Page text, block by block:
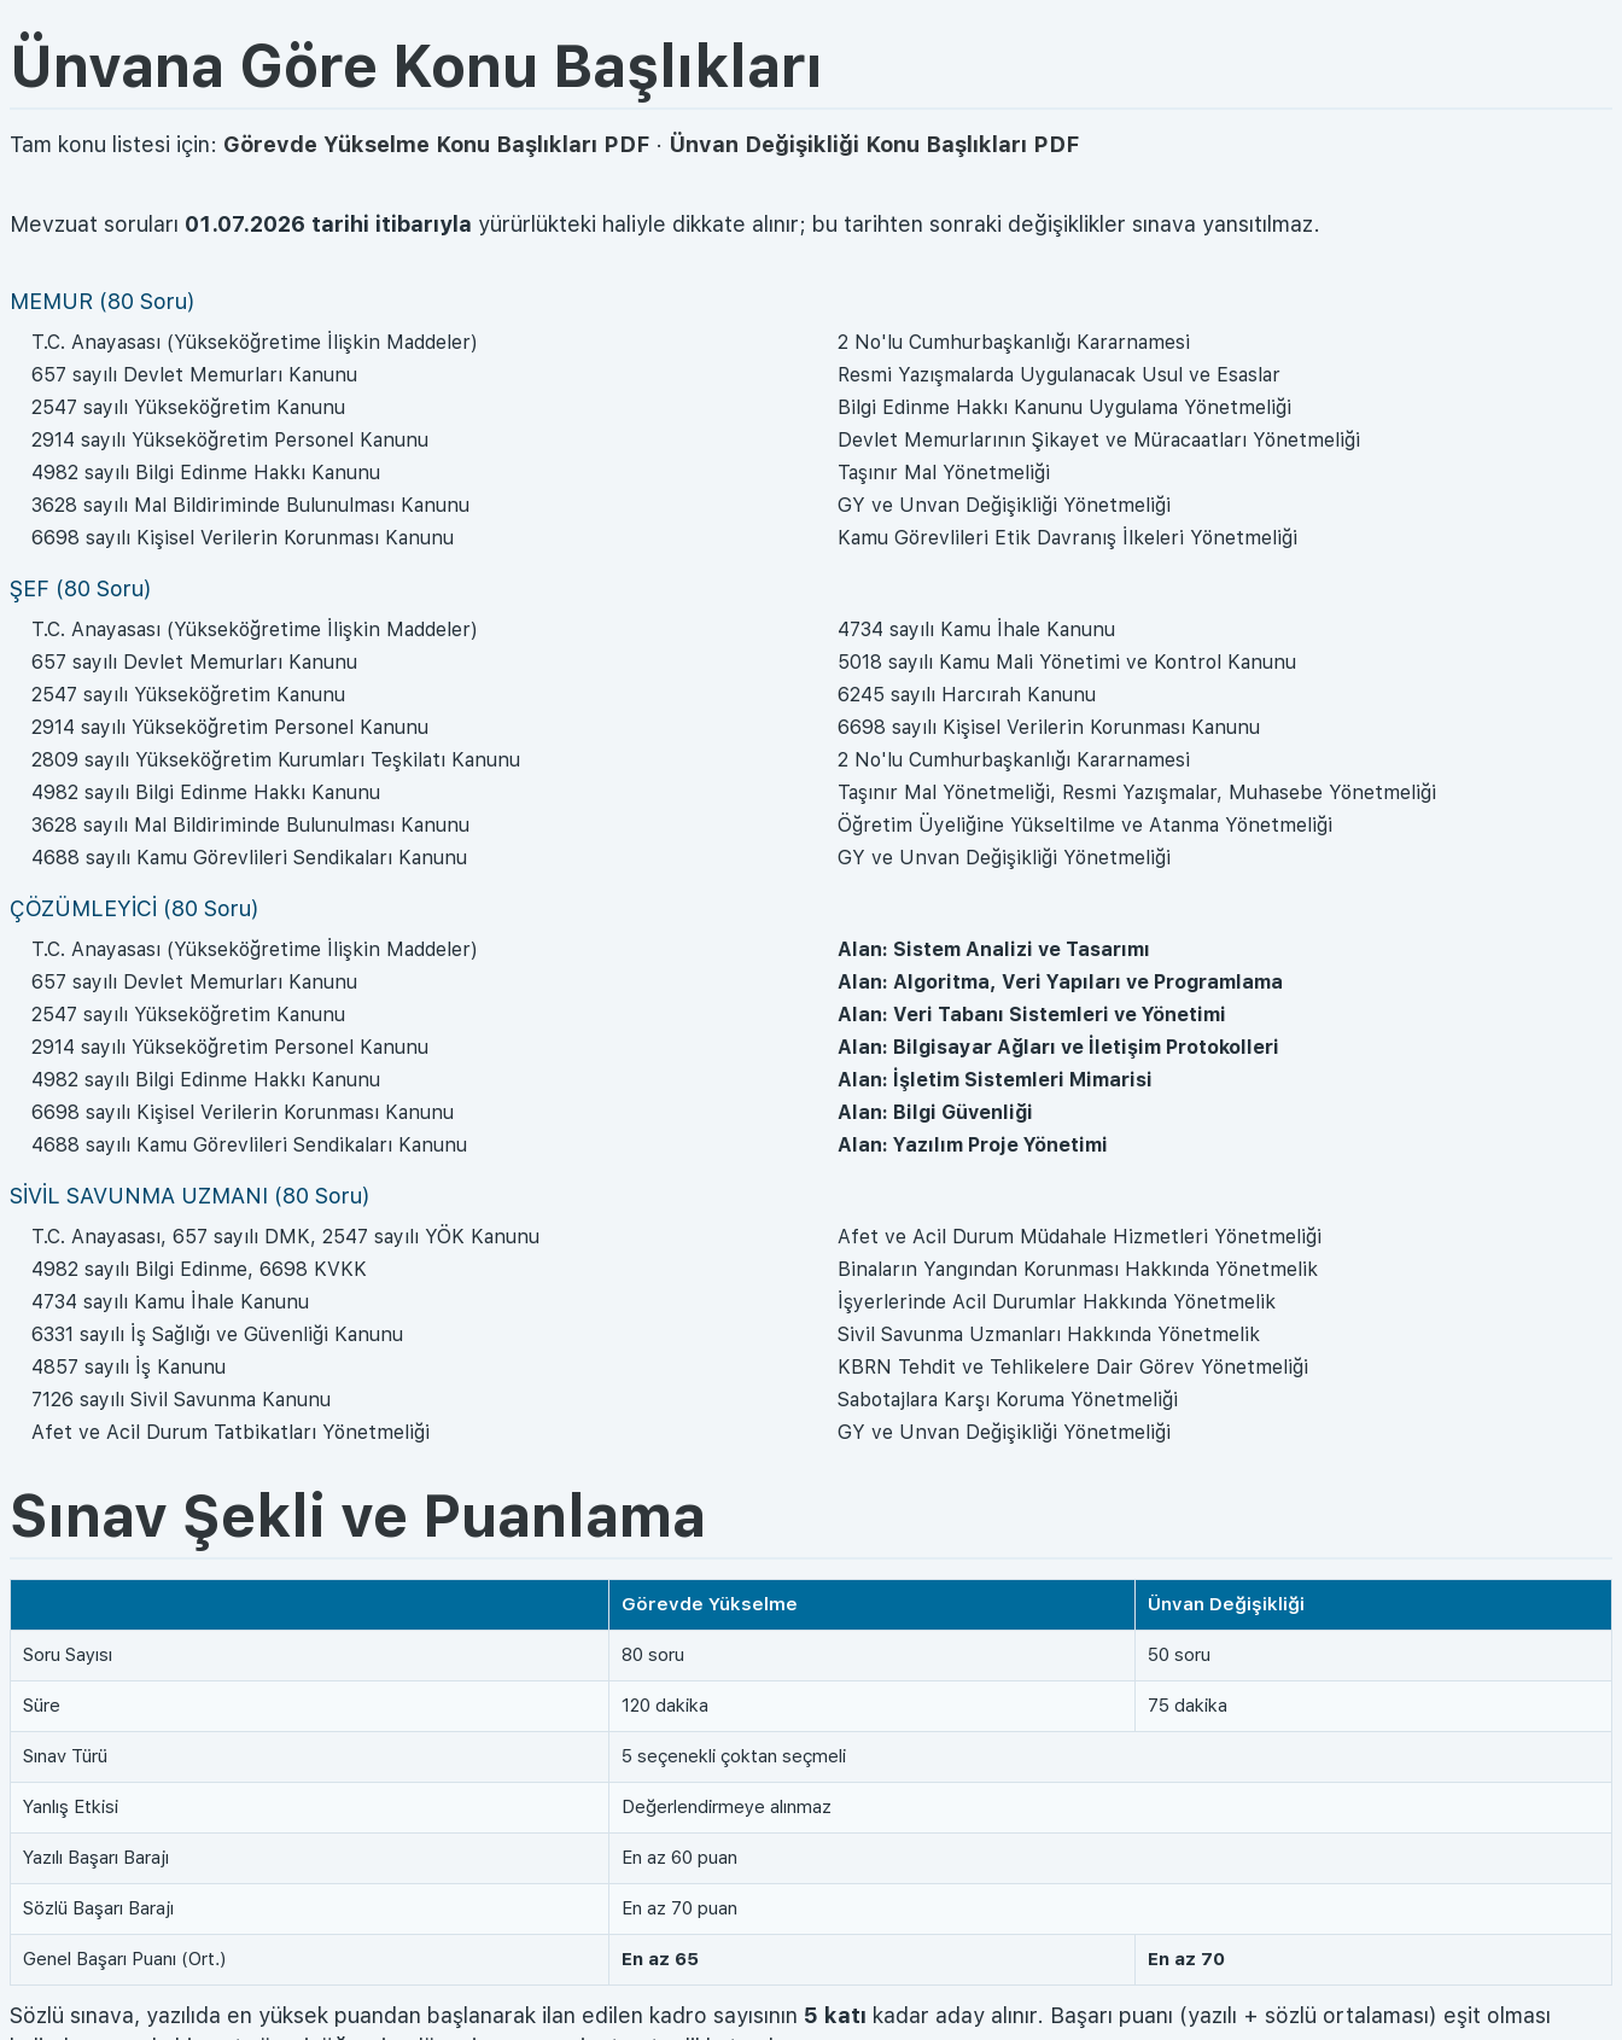
Ünvana Göre Konu Başlıkları
Tam konu listesi için: Görevde Yükselme Konu Başlıkları PDF · Ünvan Değişikliği Konu Başlıkları PDF
Mevzuat soruları 01.07.2026 tarihi itibarıyla yürürlükteki haliyle dikkate alınır; bu tarihten sonraki değişiklikler sınava yansıtılmaz.
MEMUR (80 Soru)
T.C. Anayasası (Yükseköğretime İlişkin Maddeler)
657 sayılı Devlet Memurları Kanunu
2547 sayılı Yükseköğretim Kanunu
2914 sayılı Yükseköğretim Personel Kanunu
4982 sayılı Bilgi Edinme Hakkı Kanunu
3628 sayılı Mal Bildiriminde Bulunulması Kanunu
6698 sayılı Kişisel Verilerin Korunması Kanunu
2 No'lu Cumhurbaşkanlığı Kararnamesi
Resmi Yazışmalarda Uygulanacak Usul ve Esaslar
Bilgi Edinme Hakkı Kanunu Uygulama Yönetmeliği
Devlet Memurlarının Şikayet ve Müracaatları Yönetmeliği
Taşınır Mal Yönetmeliği
GY ve Unvan Değişikliği Yönetmeliği
Kamu Görevlileri Etik Davranış İlkeleri Yönetmeliği
ŞEF (80 Soru)
T.C. Anayasası (Yükseköğretime İlişkin Maddeler)
657 sayılı Devlet Memurları Kanunu
2547 sayılı Yükseköğretim Kanunu
2914 sayılı Yükseköğretim Personel Kanunu
2809 sayılı Yükseköğretim Kurumları Teşkilatı Kanunu
4982 sayılı Bilgi Edinme Hakkı Kanunu
3628 sayılı Mal Bildiriminde Bulunulması Kanunu
4688 sayılı Kamu Görevlileri Sendikaları Kanunu
4734 sayılı Kamu İhale Kanunu
5018 sayılı Kamu Mali Yönetimi ve Kontrol Kanunu
6245 sayılı Harcırah Kanunu
6698 sayılı Kişisel Verilerin Korunması Kanunu
2 No'lu Cumhurbaşkanlığı Kararnamesi
Taşınır Mal Yönetmeliği, Resmi Yazışmalar, Muhasebe Yönetmeliği
Öğretim Üyeliğine Yükseltilme ve Atanma Yönetmeliği
GY ve Unvan Değişikliği Yönetmeliği
ÇÖZÜMLEYİCİ (80 Soru)
T.C. Anayasası (Yükseköğretime İlişkin Maddeler)
657 sayılı Devlet Memurları Kanunu
2547 sayılı Yükseköğretim Kanunu
2914 sayılı Yükseköğretim Personel Kanunu
4982 sayılı Bilgi Edinme Hakkı Kanunu
6698 sayılı Kişisel Verilerin Korunması Kanunu
4688 sayılı Kamu Görevlileri Sendikaları Kanunu
Alan: Sistem Analizi ve Tasarımı
Alan: Algoritma, Veri Yapıları ve Programlama
Alan: Veri Tabanı Sistemleri ve Yönetimi
Alan: Bilgisayar Ağları ve İletişim Protokolleri
Alan: İşletim Sistemleri Mimarisi
Alan: Bilgi Güvenliği
Alan: Yazılım Proje Yönetimi
SİVİL SAVUNMA UZMANI (80 Soru)
T.C. Anayasası, 657 sayılı DMK, 2547 sayılı YÖK Kanunu
4982 sayılı Bilgi Edinme, 6698 KVKK
4734 sayılı Kamu İhale Kanunu
6331 sayılı İş Sağlığı ve Güvenliği Kanunu
4857 sayılı İş Kanunu
7126 sayılı Sivil Savunma Kanunu
Afet ve Acil Durum Tatbikatları Yönetmeliği
Afet ve Acil Durum Müdahale Hizmetleri Yönetmeliği
Binaların Yangından Korunması Hakkında Yönetmelik
İşyerlerinde Acil Durumlar Hakkında Yönetmelik
Sivil Savunma Uzmanları Hakkında Yönetmelik
KBRN Tehdit ve Tehlikelere Dair Görev Yönetmeliği
Sabotajlara Karşı Koruma Yönetmeliği
GY ve Unvan Değişikliği Yönetmeliği
Sınav Şekli ve Puanlama
Görevde Yükselme Ünvan Değişikliği
Soru Sayısı 80 soru 50 soru
Süre 120 dakika 75 dakika
Sınav Türü 5 seçenekli çoktan seçmeli
Yanlış Etkisi Değerlendirmeye alınmaz
Yazılı Başarı Barajı En az 60 puan
Sözlü Başarı Barajı En az 70 puan
Genel Başarı Puanı (Ort.) En az 65 En az 70
Sözlü sınava, yazılıda en yüksek puandan başlanarak ilan edilen kadro sayısının 5 katı kadar aday alınır. Başarı puanı (yazılı + sözlü ortalaması) eşit olması